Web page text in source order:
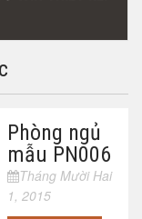
Phòng ngủ
mẫu PN006
Tháng Mười Hai
1, 2015